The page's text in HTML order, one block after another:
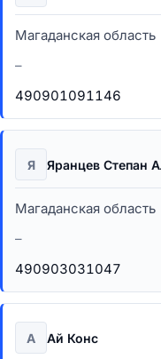
Магаданская область
–
490901091146
Я Яранцев Степан
Магаданская область
–
490903031047
А Ай Конс